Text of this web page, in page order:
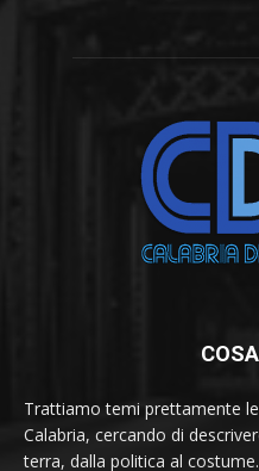
Trattiamo temi prettamente
Calabria, cercando di
terra, dalla politica al